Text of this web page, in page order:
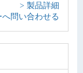
> 製品詳細
問い合わせる